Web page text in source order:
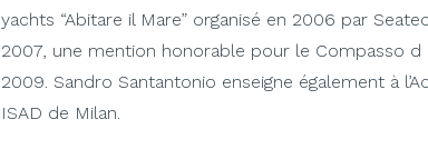
yachts “Abitare il Mare” organisé en 2006 par
2007, une mention honorable pour le Compasso d
2009. Sandro Santantonio enseigne également à
ISAD de Milan.